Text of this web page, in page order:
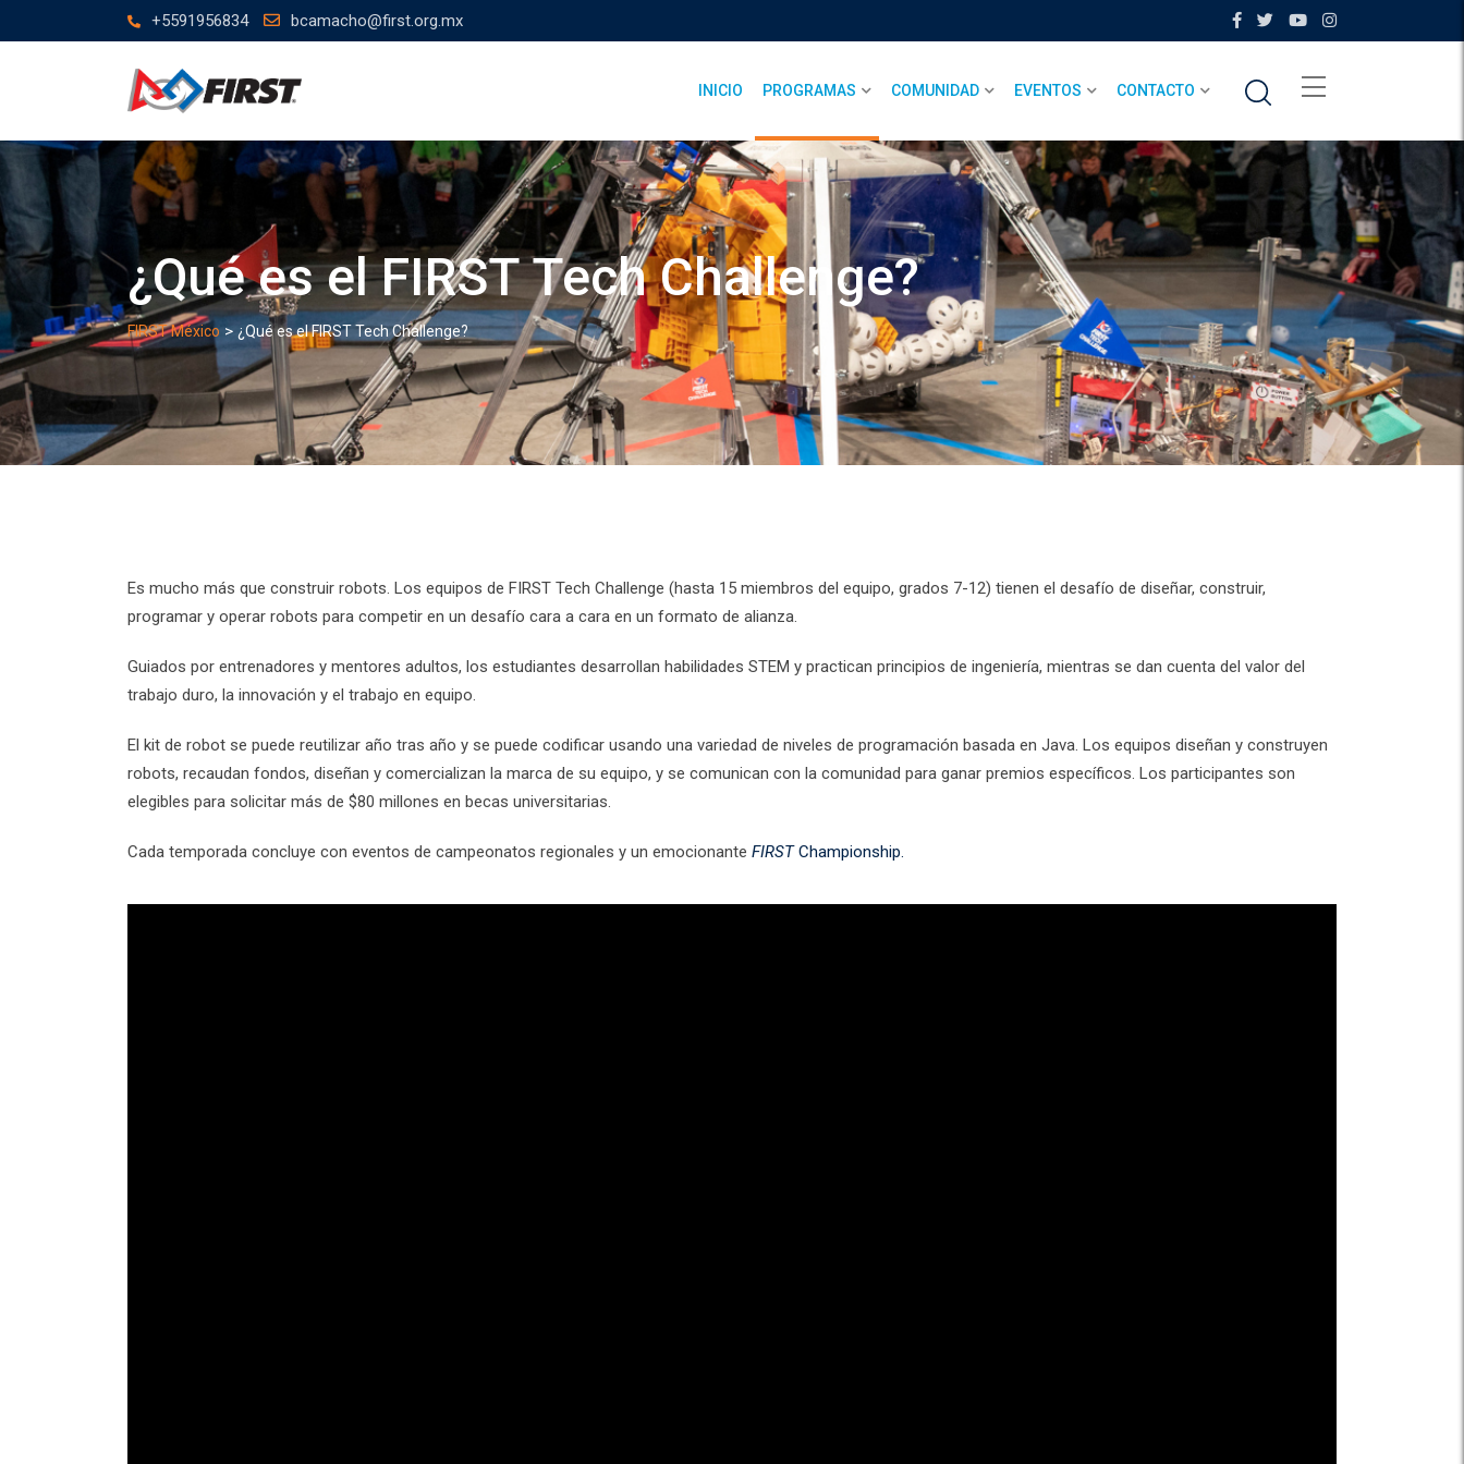
to
+5591956834 bcamacho@first.org.mx
INICIO PROGRAMAS COMUNIDAD EVENTOS CONTACTO
¿Qué es el FIRST Tech Challenge?
FIRST México > ¿Qué es el FIRST Tech Challenge?
Es mucho más que construir robots. Los equipos de FIRST Tech Challenge (hasta 15 miembros del equipo, grados 7-12) tienen el desafío de diseñar, construir,
programar y operar robots para competir en un desafío cara a cara en un formato de alianza.
Guiados por entrenadores y mentores adultos, los estudiantes desarrollan habilidades STEM y practican principios de ingeniería, mientras se dan cuenta del valor del
trabajo duro, la innovación y el trabajo en equipo.
El kit de robot se puede reutilizar año tras año y se puede codificar usando una variedad de niveles de programación basada en Java. Los equipos diseñan y construyen
robots, recaudan fondos, diseñan y comercializan la marca de su equipo, y se comunican con la comunidad para ganar premios específicos. Los participantes son
elegibles para solicitar más de $80 millones en becas universitarias.
Cada temporada concluye con eventos de campeonatos regionales y un emocionante FIRSTChampionship.